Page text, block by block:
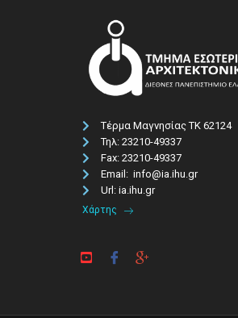
Τέρμα Μαγνησίας ΤΚ 62124
Τηλ: 23210-49337​
Fax: 23210-49337
Email: info@ia.ihu.gr
Url: ia.ihu.gr
Χάρτης